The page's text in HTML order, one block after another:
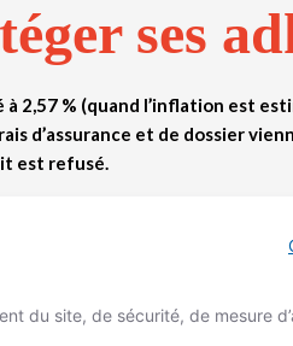
ses
à 2,57 % (quand l’inflation est
d’assurance et de dossier
est refusé.
du site, de sécurité, de mesure